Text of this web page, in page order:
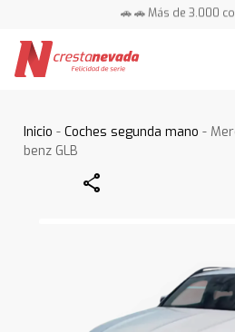
🚗 🚗 Más de 3.000
Inicio -Coches segunda mano -
benz GLB
Share